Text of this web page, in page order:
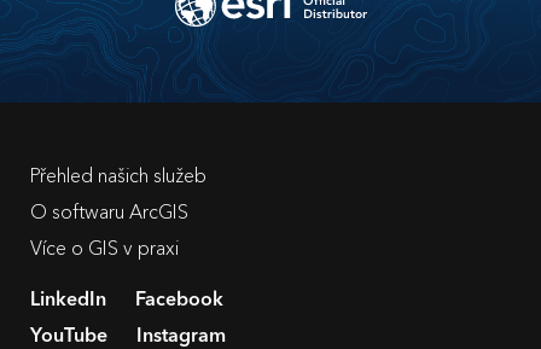
Přehled našich služeb
O softwaru ArcGIS
Více o GIS v praxi
LinkedIn
Facebook
YouTube
Instagram